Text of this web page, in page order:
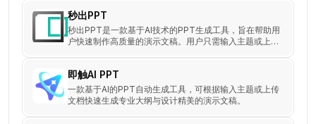
秒出PPT
秒出PPT是一款基于AI技术的PPT生成工具，旨在帮助用
户快速制作高质量的演示文稿。用户只需输入主题或上传
即触AI PPT
一款基于AI的PPT自动生成工具，可根据输入主题或上传
文档快速生成专业大纲与设计精美的演示文稿。